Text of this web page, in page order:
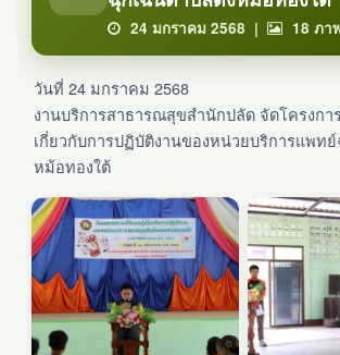
24 มกราคม 2568 | 18 ภา
วันที่ 24 มกราคม 2568
งานบริการสาธารณสุขสำนักปลัด จัดโครงกา
เกี่ยวกับการปฏิบัติงานของหน่วยบริการแพท
หม้อทองใต้